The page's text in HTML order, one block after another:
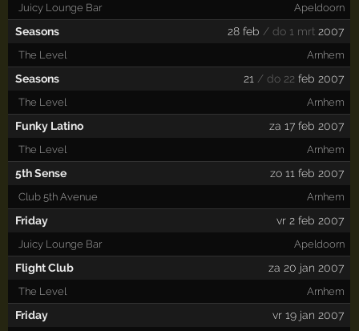
Juicy Lounge Bar Apeldoorn
Seasons 28 feb / do 1 mrt 2007
The Level Arnhem
Seasons 21 / do 22 feb 2007
The Level Arnhem
Funky Latino za 17 feb 2007
The Level Arnhem
5th Sense zo 11 feb 2007
Club 5th Avenue Arnhem
Friday vr 2 feb 2007
Juicy Lounge Bar Apeldoorn
Flight Club za 20 jan 2007
The Level Arnhem
Friday vr 19 jan 2007